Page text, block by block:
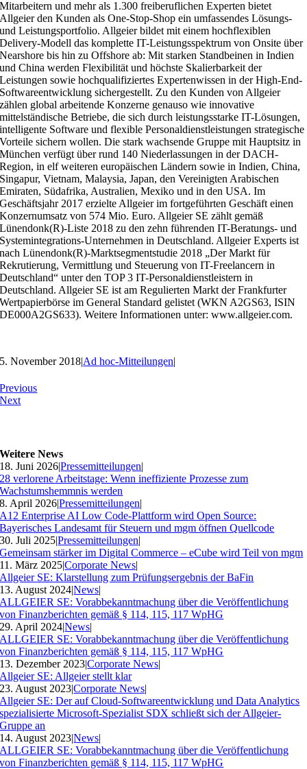
Mitarbeitern und mehr als 1.300 freiberuflichen Experten bietet
Allgeier den Kunden als One-Stop-Shop ein umfassendes Lösungs-
und Leistungsportfolio. Allgeier bildet mit einem hochflexiblen
Delivery-Modell das komplette IT-Leistungsspektrum von Onsite über
Nearshore bis hin zu Offshore ab: Mit starken Standbeinen in Indien
und China werden Flexibilität und höchste Skalierbarkeit der
Leistungen sowie hochqualifiziertes Expertenwissen in der High-End-
Softwareentwicklung sichergestellt. Zu den Kunden von Allgeier
zählen global arbeitende Konzerne genauso wie innovative
mittelständische Betriebe, die sich durch leistungsstarke IT-Lösungen,
intelligente Software und flexible Personaldienstleistungen strategische
Vorteile sichern wollen. Die stark wachsende Gruppe mit Hauptsitz in
München verfügt über rund 140 Niederlassungen in der DACH-
Region, in elf weiteren europäischen Ländern sowie in Indien, China,
Singapur, Vietnam, Malaysia, Japan, den Vereinigten Arabischen
Emiraten, Südafrika, Australien, Mexiko und in den USA. Im
Geschäftsjahr 2017 erzielte Allgeier im fortgeführten Geschäft einen
Konzernumsatz von 574 Mio. Euro. Allgeier SE zählt gemäß
Lünendonk(R)-Liste 2018 zu den zehn führenden IT-Beratungs- und
Systemintegrations-Unternehmen in Deutschland. Allgeier Experts ist
nach Lünendonk(R)-Marktsegmentstudie 2018 „Der Markt für
Rekrutierung, Vermittlung und Steuerung von IT-Freelancern in
Deutschland“ unter den TOP 3 IT-Personaldienstleistern in
Deutschland. Allgeier SE ist am Regulierten Markt der Frankfurter
Wertpapierbörse im General Standard gelistet (WKN A2GS63, ISIN
DE000A2GS633). Weitere Informationen unter: www.allgeier.com.
5. November 2018|Ad hoc-Mitteilungen|
Previous
Next
Weitere News
18. Juni 2026|Pressemitteilungen|
28 verlorene Arbeitstage: Wenn ineffiziente Prozesse zum
Wachstumshemmnis werden
8. April 2026|Pressemitteilungen|
A12 Enterprise AI Low Code-Plattform wird Open Source:
Bayerisches Landesamt für Steuern und mgm öffnen Quellcode
30. Juli 2025|Pressemitteilungen|
Gemeinsam stärker im Digital Commerce – eCube wird Teil von mgm
11. März 2025|Corporate News|
Allgeier SE: Klarstellung zum Prüfungsergebnis der BaFin
13. August 2024|News|
ALLGEIER SE: Vorabbekanntmachung über die Veröffentlichung
von Finanzberichten gemäß § 114, 115, 117 WpHG
29. April 2024|News|
ALLGEIER SE: Vorabbekanntmachung über die Veröffentlichung
von Finanzberichten gemäß § 114, 115, 117 WpHG
13. Dezember 2023|Corporate News|
Allgeier SE: Allgeier stellt klar
23. August 2023|Corporate News|
Allgeier SE: Der auf Cloud-Softwareentwicklung und Data Analytics
spezialisierte Microsoft-Spezialist SDX schließt sich der Allgeier-
Gruppe an
14. August 2023|News|
ALLGEIER SE: Vorabbekanntmachung über die Veröffentlichung
von Finanzberichten gemäß § 114, 115, 117 WpHG